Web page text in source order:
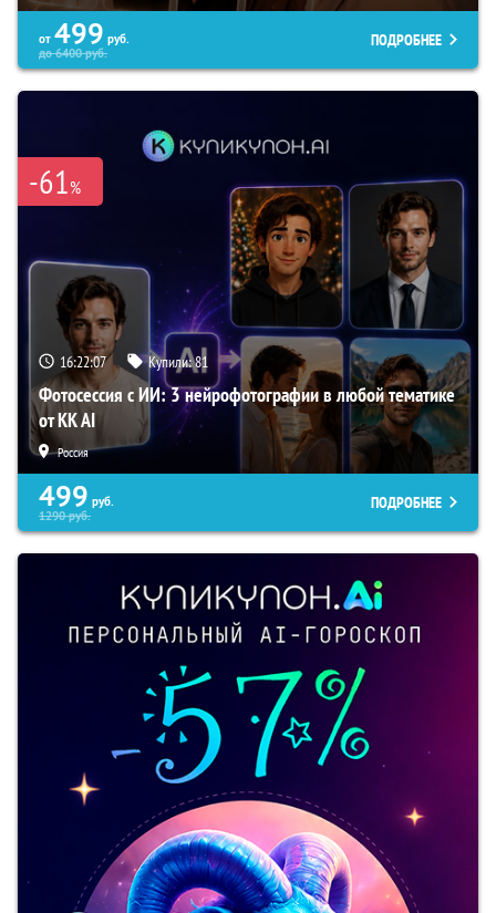
от 499 руб.
до6400руб.
ПОДРОБНЕЕ
-61%
16:22:06 Купили:81
Фотосессия с ИИ: 3 нейрофотографии в любой тематике
от KK AI
Россия
499 руб.
1290руб.
ПОДРОБНЕЕ